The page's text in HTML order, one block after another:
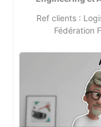
Ref clients :
Fédération